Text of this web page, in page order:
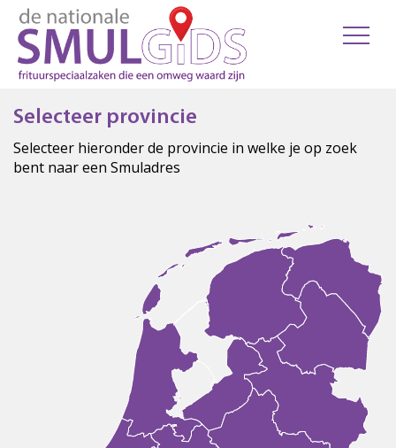
Selecteer provincie
Selecteer hieronder de provincie in welke je op zoek
bent naar een Smuladres